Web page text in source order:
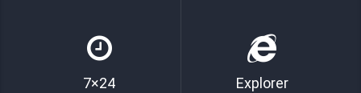
7×24 Explorer